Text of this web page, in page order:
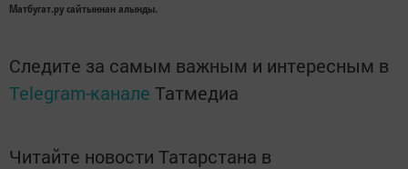
Матбугат.ру сайтыннан алынды.
Следите за самым важным и интересным в
Telegram-канале Татмедиа
Читайте новости Татарстана в